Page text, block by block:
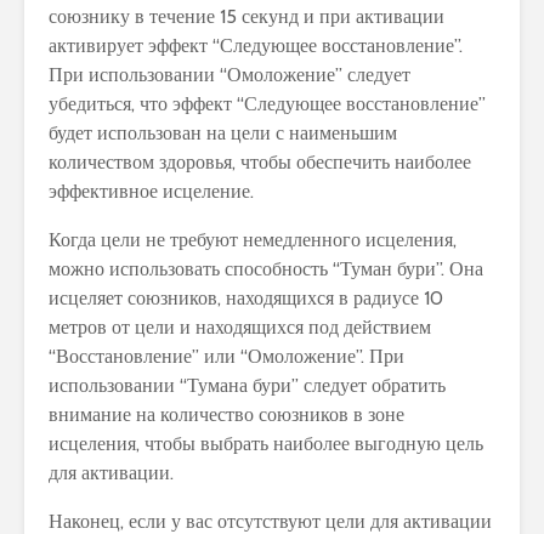
союзнику в течение 15 секунд и при активации
активирует эффект “Следующее восстановление”.
При использовании “Омоложение” следует
убедиться, что эффект “Следующее восстановление”
будет использован на цели с наименьшим
количеством здоровья, чтобы обеспечить наиболее
эффективное исцеление.
Когда цели не требуют немедленного исцеления,
можно использовать способность “Туман бури”. Она
исцеляет союзников, находящихся в радиусе 10
метров от цели и находящихся под действием
“Восстановление” или “Омоложение”. При
использовании “Тумана бури” следует обратить
внимание на количество союзников в зоне
исцеления, чтобы выбрать наиболее выгодную цель
для активации.
Наконец, если у вас отсутствуют цели для активации